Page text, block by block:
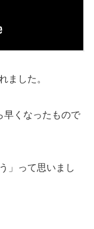
ました。
早くなったもので
」って思いまし